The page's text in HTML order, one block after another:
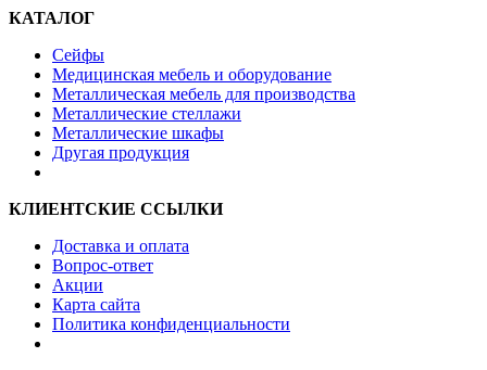
КАТАЛОГ
Сейфы
Медицинская мебель и оборудование
Металлическая мебель для производства
Металлические стеллажи
Металлические шкафы
Другая продукция
КЛИЕНТСКИЕ ССЫЛКИ
Доставка и оплата
Вопрос-ответ
Акции
Карта сайта
Политика конфиденциальности